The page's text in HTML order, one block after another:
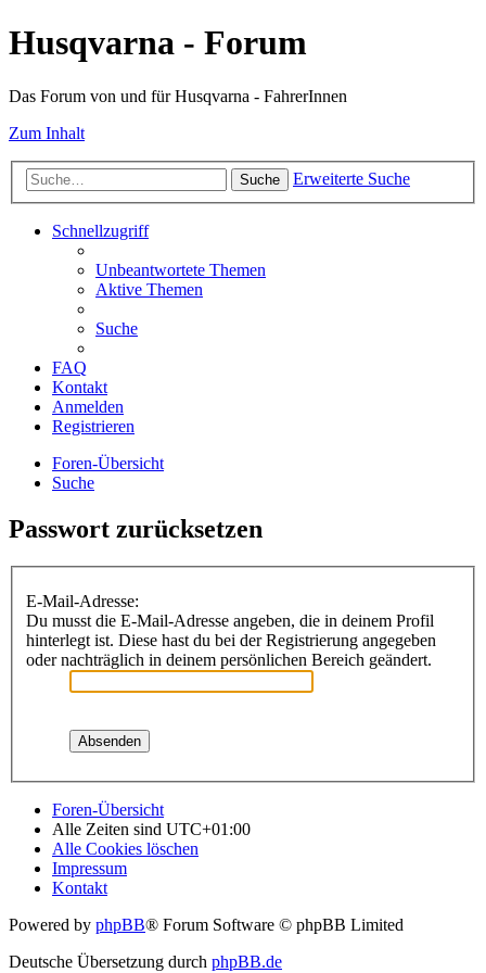
Husqvarna - Forum
Das Forum von und für Husqvarna - FahrerInnen
Zum Inhalt
Suche Erweiterte Suche
Schnellzugriff
Unbeantwortete Themen
Aktive Themen
Suche
FAQ
Kontakt
Anmelden
Registrieren
Foren-Übersicht
Suche
Passwort zurücksetzen
E-Mail-Adresse:
Du musst die E-Mail-Adresse angeben, die in deinem Profil
hinterlegt ist. Diese hast du bei der Registrierung angegeben
oder nachträglich in deinem persönlichen Bereich geändert.
Foren-Übersicht
Alle Zeiten sind UTC+01:00
Alle Cookies löschen
Impressum
Kontakt
Powered by phpBB® Forum Software © phpBB Limited
Deutsche Übersetzung durch phpBB.de